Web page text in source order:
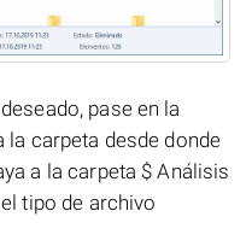
pase en la
carpeta desde donde
a la carpeta $ Análisis
tipo de archivo